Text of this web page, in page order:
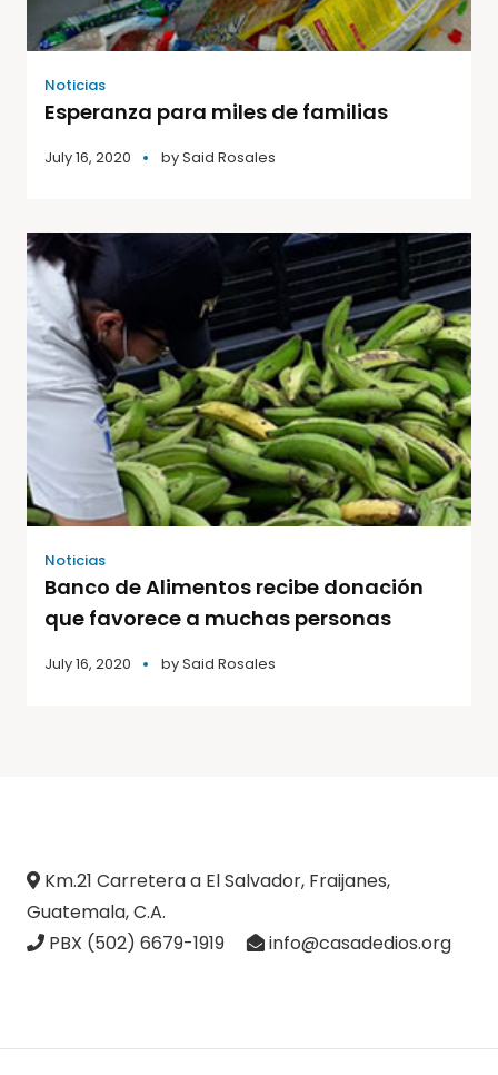
Noticias
Esperanza para miles de familias
July 16, 2020 bySaid Rosales
Noticias
Banco de Alimentos recibe donación
que favorece a muchas personas
July 16, 2020 bySaid Rosales
Km.21 Carretera a El Salvador, Fraijanes,
Guatemala, C.A.
PBX (502) 6679-1919
info@casadedios.org